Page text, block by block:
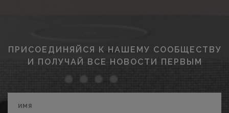
ПРИСОЕДИНЯЙСЯ К НАШЕМУ СООБЩЕСТВУ
И ПОЛУЧАЙ ВСЕ НОВОСТИ ПЕРВЫМ